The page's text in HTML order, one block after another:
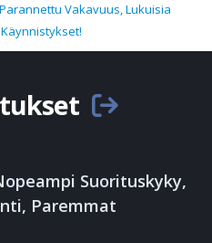
Vakavuus, Lukuisia
Suorituskyky,
Paremmat